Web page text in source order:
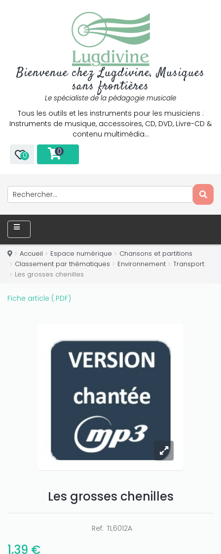
Bienvenue chez Lugdivine, Musiques
sans frontières
Le spécialiste de la pédagogie musicale
Tous les outils et les instruments pour les musiciens :
Instruments de musique, accessoires, CD, DVD, Livre-CD &
contenu multimédia…
0 0
Accueil Espace numérique
Chansons et partitions
Classement par thématiques
Environnement
Transport
Les grosses chenilles
Fiche article (.PDF)
Les grosses chenilles
Ref: TL6012A
1,39 €